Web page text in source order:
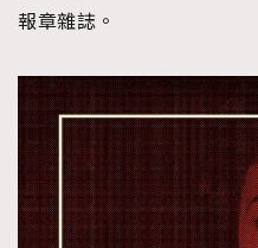
報章雜誌。